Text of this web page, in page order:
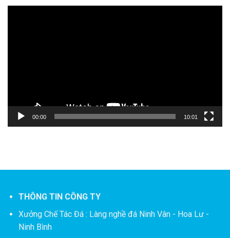
00:00 10:01
THÔNG TIN CÔNG TY
Xưởng Chế Tác Đá : Làng nghề đá Ninh Vân - Hoa Lư -
Ninh Bình